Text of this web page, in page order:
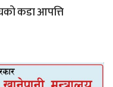
कडा आपत्ति